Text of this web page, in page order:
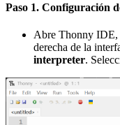
Paso 1. Configuración
Abre Thonny IDE,
derecha de la
interpreter.